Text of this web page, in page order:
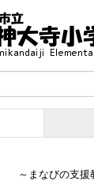
びの支援教